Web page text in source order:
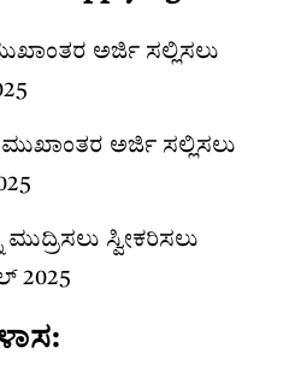
ಅರ್ಜಿ ಸಲ್ಲಿಸಲು
ಅರ್ಜಿ ಸಲ್ಲಿಸಲು
ಸ್ವೀಕರಿಸಲು
2025